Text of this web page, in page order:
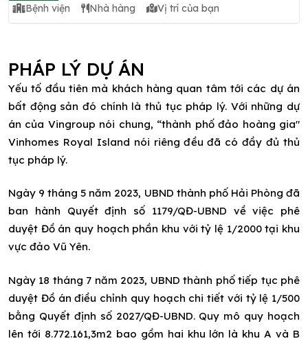
Bệnh viện
Nhà hàng Vị trí của bạn
PHÁP LÝ DỰ ÁN
Yếu tố đầu tiên mà khách hàng quan tâm tới các dự án
bất động sản đó chính là thủ tục pháp lý. Với những dự
án của Vingroup nói chung, “thành phố đảo hoàng gia"
Vinhomes Royal Island nói riêng đều đã có đầy đủ thủ
tục pháp lý.
Ngày 9 tháng 5 năm 2023, UBND thành phố Hải Phòng đã
ban hành Quyết định số 1179/QĐ-UBND về việc phê
duyệt Đồ án quy hoạch phần khu với tỷ lệ 1/2000 tại khu
vực đảo Vũ Yên.
Ngày 18 tháng 7 năm 2023, UBND thành phố tiếp tục phê
duyệt Đồ án điều chỉnh quy hoạch chi tiết với tỷ lệ 1/500
bằng Quyết định số 2027/QĐ-UBND. Quy mô quy hoạch
lên tới 8.772.161,3m2 bao gồm hai khu lớn là khu A và B